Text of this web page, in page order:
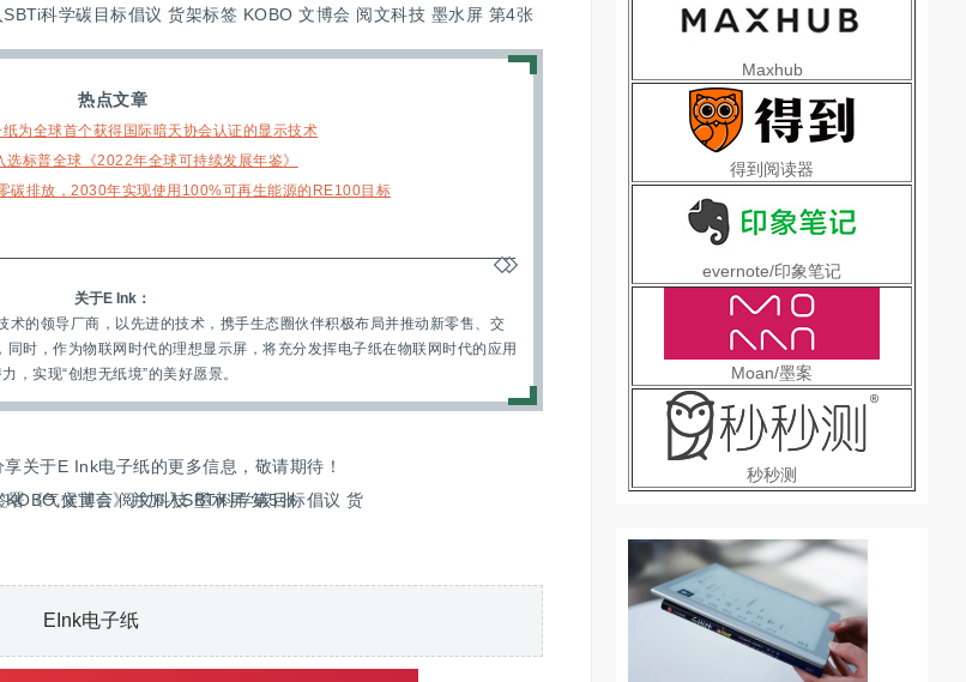
热点文章
为全球首个获得国际暗天协会认证的显示技术
选标普全球《2022年全球可持续发展年鉴》
碳排放，2030年实现使用100%可再生能源的RE100目标
关于E Ink：
术的领导厂商，以先进的技术，携手生态圈伙伴积极布局并推动新零售、交
时，作为物联网时代的理想显示屏，将充分发挥电子纸在物联网时代的应用
，实现“创想无纸境”的美好愿景。
关于E Ink电子纸的更多信息，敬请期待！
: EInk电子纸
Maxhub
得到阅读器
evernote/印象笔记
Moan/墨案
秒秒测